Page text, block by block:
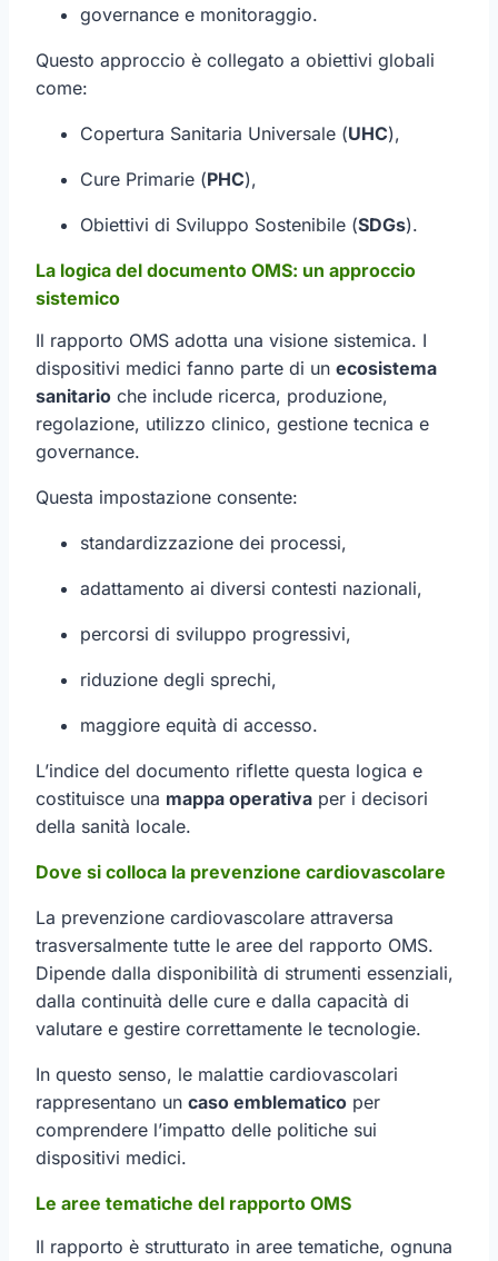
governance e monitoraggio.
Questo approccio è collegato a obiettivi globali
come:
Copertura Sanitaria Universale (UHC),
Cure Primarie (PHC),
Obiettivi di Sviluppo Sostenibile (SDGs).
La logica del documento OMS: un approccio
sistemico
Il rapporto OMS adotta una visione sistemica. I
dispositivi medici fanno parte di un ecosistema
sanitario che include ricerca, produzione,
regolazione, utilizzo clinico, gestione tecnica e
governance.
Questa impostazione consente:
standardizzazione dei processi,
adattamento ai diversi contesti nazionali,
percorsi di sviluppo progressivi,
riduzione degli sprechi,
maggiore equità di accesso.
L’indice del documento riflette questa logica e
costituisce una mappa operativa per i decisori
della sanità locale.
Dove si colloca la prevenzione cardiovascolare
La prevenzione cardiovascolare attraversa
trasversalmente tutte le aree del rapporto OMS.
Dipende dalla disponibilità di strumenti essenziali,
dalla continuità delle cure e dalla capacità di
valutare e gestire correttamente le tecnologie.
In questo senso, le malattie cardiovascolari
rappresentano un caso emblematico per
comprendere l’impatto delle politiche sui
dispositivi medici.
Le aree tematiche del rapporto OMS
Il rapporto è strutturato in aree tematiche, ognuna